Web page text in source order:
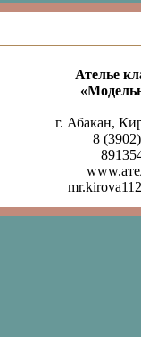
Ателье
г. Абакан,
8